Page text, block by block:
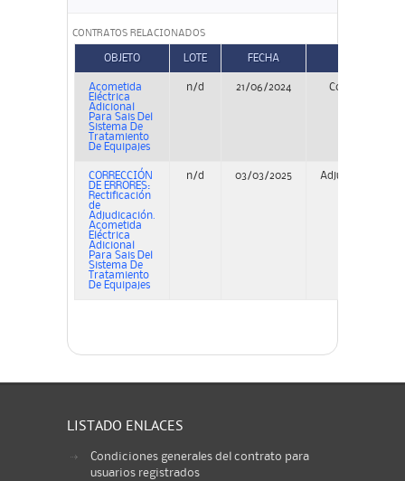
CONTRATOS RELACIONADOS
OBJETO LOTE FECHA
Acometida
Eléctrica
Adicional
Para Sais Del
Sistema De
Tratamiento
De Equipajes
n/d 21/06/2024 Concurso
CORRECCIÓN
DE ERRORES:
Rectificación
de
Adjudicación.
Acometida
Eléctrica
Adicional
Para Sais Del
Sistema De
Tratamiento
De Equipajes
n/d 03/03/2025 Adjudicación
LISTADO ENLACES
Condiciones generales del contrato para
usuarios registrados